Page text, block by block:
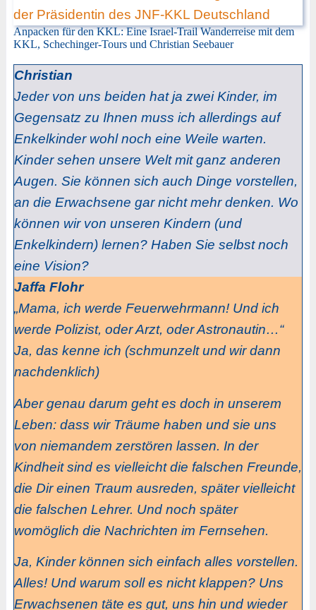
Anpacken für den KKL: Eine Israel-Trail Wanderreise mit dem
KKL, Schechinger-Tours und Christian Seebauer
Christian
Jeder von uns beiden hat ja zwei Kinder, im
Gegensatz zu Ihnen muss ich allerdings auf
Enkelkinder wohl noch eine Weile warten.
Kinder sehen unsere Welt mit ganz anderen
Augen. Sie können sich auch Dinge vorstellen,
an die Erwachsene gar nicht mehr denken. Wo
können wir von unseren Kindern (und
Enkelkindern) lernen? Haben Sie selbst noch
eine Vision?
Jaffa Flohr
„Mama, ich werde Feuerwehrmann! Und ich
werde Polizist, oder Arzt, oder Astronautin…“
Ja, das kenne ich (schmunzelt und wir dann
nachdenklich)
Aber genau darum geht es doch in unserem
Leben: dass wir Träume haben und sie uns
von niemandem zerstören lassen. In der
Kindheit sind es vielleicht die falschen Freunde,
die Dir einen Traum ausreden, später vielleicht
die falschen Lehrer. Und noch später
womöglich die Nachrichten im Fernsehen.
Ja, Kinder können sich einfach alles vorstellen.
Alles! Und warum soll es nicht klappen? Uns
Erwachsenen täte es gut, uns hin und wieder